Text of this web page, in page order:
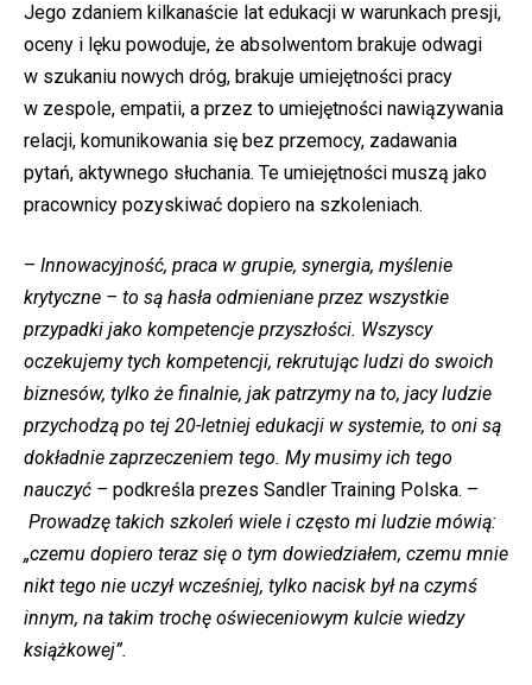
Jego zdaniem kilkanaście lat edukacji w warunkach presji,
oceny i lęku powoduje, że absolwentom brakuje odwagi
w szukaniu nowych dróg, brakuje umiejętności pracy
w zespole, empatii, a przez to umiejętności nawiązywania
relacji, komunikowania się bez przemocy, zadawania
pytań, aktywnego słuchania. Te umiejętności muszą jako
pracownicy pozyskiwać dopiero na szkoleniach.
– Innowacyjność, praca w grupie, synergia, myślenie
krytyczne – to są hasła odmieniane przez wszystkie
przypadki jako kompetencje przyszłości. Wszyscy
oczekujemy tych kompetencji, rekrutując ludzi do swoich
biznesów, tylko że finalnie, jak patrzymy na to, jacy ludzie
przychodzą po tej 20-letniej edukacji w systemie, to oni są
dokładnie zaprzeczeniem tego. My musimy ich tego
nauczyć – podkreśla prezes Sandler Training Polska. –
Prowadzę takich szkoleń wiele i często mi ludzie mówią:
„czemu dopiero teraz się o tym dowiedziałem, czemu mnie
nikt tego nie uczył wcześniej, tylko nacisk był na czymś
innym, na takim trochę oświeceniowym kulcie wiedzy
książkowej”.